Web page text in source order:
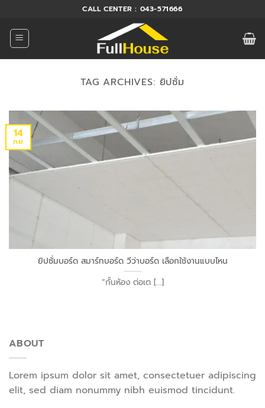
ยัง
เนื้อหา
CALL CENTER : 043-571666
TAG ARCHIVES: ยิปซั่ม
ยิปซั่มบอร์ด สมาร์ทบอร์ด วีว่าบอร์ด เลือกใช้งานแบบไหน
“กั้นห้อง ต่อเต [...]
14
ก.ย.
ABOUT
Lorem ipsum dolor sit amet, consectetuer adipiscing
elit, sed diam nonummy nibh euismod tincidunt.